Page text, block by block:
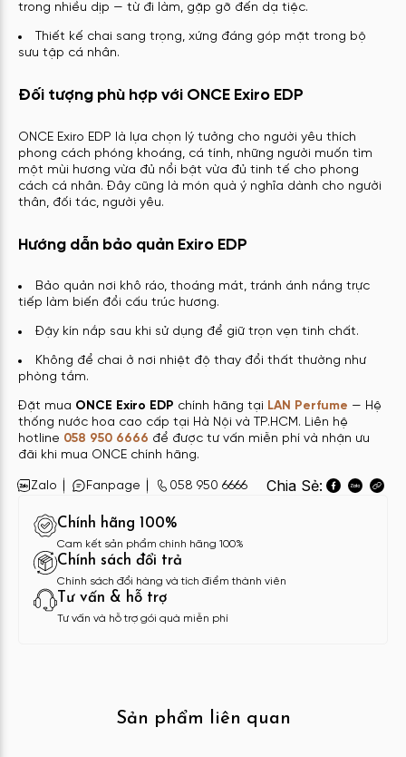
trong nhiều dịp — từ đi làm, gặp gỡ đến dạ tiệc.
Thiết kế chai sang trọng, xứng đáng góp mặt trong bộ
sưu tập cá nhân.
Đối tượng phù hợp với ONCE Exiro EDP
ONCE Exiro EDP là lựa chọn lý tưởng cho người yêu thích
phong cách phóng khoáng, cá tính, những người muốn tìm
một mùi hương vừa đủ nổi bật vừa đủ tinh tế cho phong
cách cá nhân. Đây cũng là món quà ý nghĩa dành cho người
thân, đối tác, người yêu.
Hướng dẫn bảo quản Exiro EDP
Bảo quản nơi khô ráo, thoáng mát, tránh ánh nắng trực
tiếp làm biến đổi cấu trúc hương.
Đậy kín nắp sau khi sử dụng để giữ trọn vẹn tinh chất.
Không để chai ở nơi nhiệt độ thay đổi thất thường như
phòng tắm.
Đặt mua ONCE Exiro EDP chính hãng tại LAN Perfume — Hệ
thống nước hoa cao cấp tại Hà Nội và TP.HCM. Liên hệ
hotline 058 950 6666 để được tư vấn miễn phí và nhận ưu
đãi khi mua ONCE chính hãng.
Zalo Fanpage 058 950 6666 Chia Sẻ:
Chính hãng 100%
Cam kết sản phẩm chính hãng 100%
Chính sách đổi trả
Chính sách đổi hàng và tích điểm thành viên
Tư vấn & hỗ trợ
Tư vấn và hỗ trợ gói quà miễn phí
Sản phẩm liên quan